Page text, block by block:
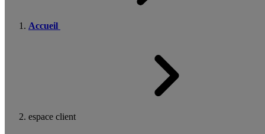
Accueil
espace client